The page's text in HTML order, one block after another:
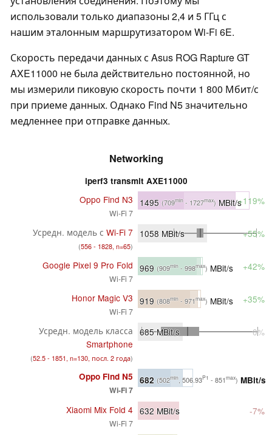
использовали только диапазоны 2,4 и 5 ГГц с
нашим эталонным маршрутизатором Wi-Fi 6E.
Скорость передачи данных с Asus ROG Rapture GT
AXE11000 не была действительно постоянной, но
мы измерили пиковую скорость почти 1 800 Мбит/с
при приеме данных. Однако Find N5 значительно
медленнее при отправке данных.
Networking
iperf3 transmit AXE11000
Oppo Find N3
Wi-Fi 7
1495 (709min- 1727max)MBit/s+119%
Усредн. модель с Wi-Fi 7
(556 - 1828, n=65)
1058 MBit/s +55%
Google Pixel 9 Pro Fold
Wi-Fi 7
969 (909min - 998max) MBit/s +42%
Honor Magic V3
Wi-Fi 7
919 (808min - 971max) MBit/s +35%
Усредн. модель класса
Smartphone
(52.5 - 1851, n=130, посл. 2 года)
685MBit/s 0%
Oppo Find N5
Wi-Fi 7
682 (502min, 506.93P1 - 851max) MBit/s
Xiaomi Mix Fold 4
Wi-Fi 7
632 MBit/s -7%